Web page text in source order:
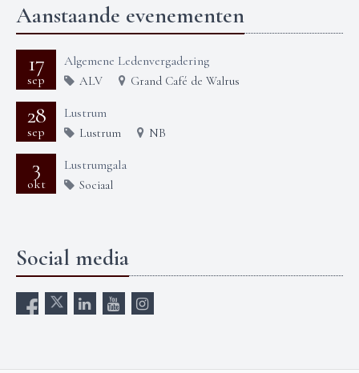
Aanstaande evenementen
17
sep
Algemene Ledenvergadering
ALV Grand Café de Walrus
28
sep
Lustrum
Lustrum NB
3
okt
Lustrumgala
Sociaal
Social media